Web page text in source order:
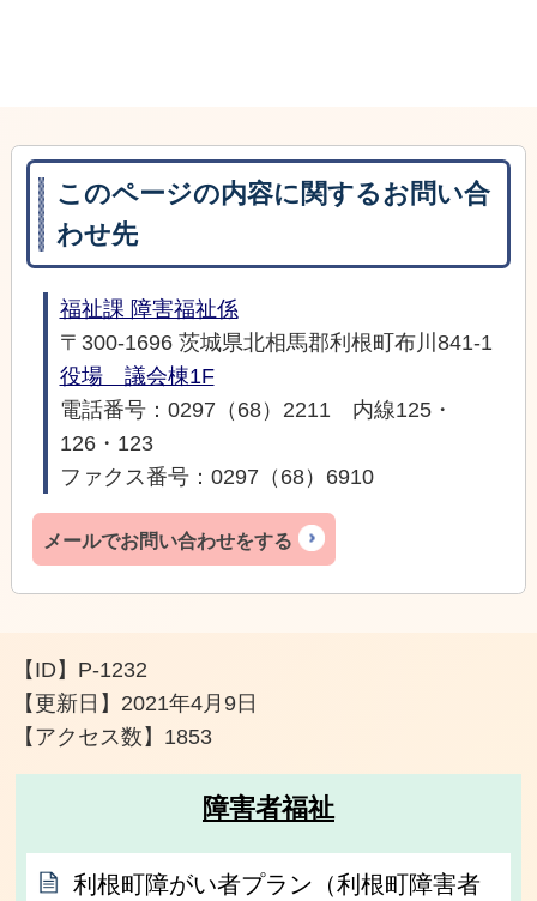
このページの内容に関するお問い合
わせ先
福祉課 障害福祉係
〒300-1696 茨城県北相馬郡利根町布川841-1
役場 議会棟1F
電話番号：0297（68）2211 内線125・
126・123
ファクス番号：0297（68）6910
メールでお問い合わせをする
【ID】 P-1232
【更新日】 2021年4月9日
【アクセス数】 1853
障害者福祉
利根町障がい者プラン（利根町障害者